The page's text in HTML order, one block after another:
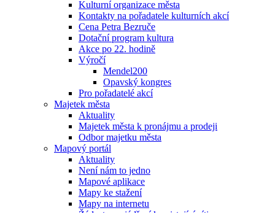
Kulturní organizace města
Kontakty na pořadatele kulturních akcí
Cena Petra Bezruče
Dotační program kultura
Akce po 22. hodině
Výročí
Mendel200
Opavský kongres
Pro pořadatelé akcí
Majetek města
Aktuality
Majetek města k pronájmu a prodeji
Odbor majetku města
Mapový portál
Aktuality
Není nám to jedno
Mapové aplikace
Mapy ke stažení
Mapy na internetu